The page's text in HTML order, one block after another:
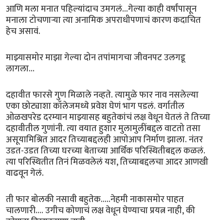
आणि मला मनात पहिल्यांदाच उमगलं...गेल्या काही वर्षांपासून
मनाला टोचणाऱ्या त्या अनामिक अपराधीपणाचं कारण कदाचित
हेच असावं.
माझ्यासमोर माझा गेल्या दोन तपांमागचा जीवनपट उलगडू
लागला...
दहावीत फारसे गुण मिळाले नव्हते. त्यामुळे फार नाव नसलेल्या
एका छोट्याशा कॉलेजमध्ये प्रवेश घेणं भाग पडलं. वर्गातील
ओळखपरेड दरम्यान माझ्यासह बहुतेकांचं लक्ष वेधून घेतलं ते तिच्या
दहावीतील गुणांनी. त्या वयात हुशार मुलामुलींबद्दल वाटतो तसा
असूयामिश्रित आदर तिच्याबद्दलही आपोआप निर्माण झाला. नंतर
उडत-उडत तिच्या घरच्या बेताच्या आर्थिक परिस्थितीबद्दल कळलं.
त्या परिस्थितीत तिनं मिळवलेलं यश, तिच्याबद्दलचा आदर आणखी
वाढवून गेलं.
ती फार बोलकी नसावी बहुतेक.....नेहमी नाकासमोर पाहत
चालणारी.... उगीच कोणाचं लक्ष वेधून घेण्याचा प्रयत्न नाही, की